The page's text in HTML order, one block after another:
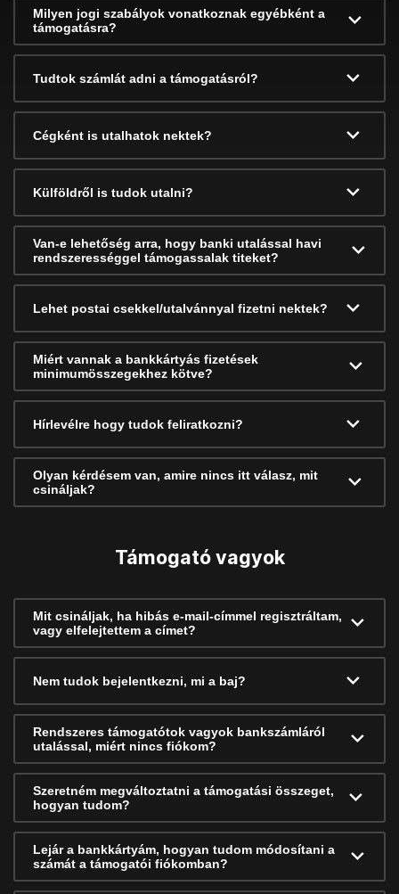
Milyen jogi szabályok vonatkoznak egyébként a
támogatásra?
Tudtok számlát adni a támogatásról?
Cégként is utalhatok nektek?
Külföldről is tudok utalni?
Van-e lehetőség arra, hogy banki utalással havi
rendszerességgel támogassalak titeket?
Lehet postai csekkel/utalvánnyal fizetni nektek?
Miért vannak a bankkártyás fizetések
minimumösszegekhez kötve?
Hírlevélre hogy tudok feliratkozni?
Olyan kérdésem van, amire nincs itt válasz, mit
csináljak?
Támogató vagyok
Mit csináljak, ha hibás e-mail-címmel regisztráltam,
vagy elfelejtettem a címet?
Nem tudok bejelentkezni, mi a baj?
Rendszeres támogatótok vagyok bankszámláról
utalással, miért nincs fiókom?
Szeretném megváltoztatni a támogatási összeget,
hogyan tudom?
Lejár a bankkártyám, hogyan tudom módosítani a
számát a támogatói fiókomban?